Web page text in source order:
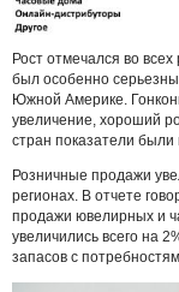
Рост отмечался во
был особенно
Южной Америке.
увеличение, хороший
стран показатели
Розничные продажи
регионах. В отчете
продажи ювелирных и
увеличились всего на
запасов с